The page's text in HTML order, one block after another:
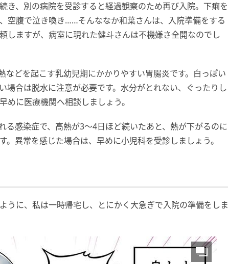
き、別の病院を受診すると経過観察のため再び入院。下痢を
空腹で泣き喚き……そんななか和葉さんは、入院準備をする
しますが、病室に現れた健斗さんは不機嫌さ全開なのでし
どを起こす乳幼児期にかかりやすい胃腸炎です。白っぽい
場合は脱水に注意が必要です。水分がとれない、ぐったりし
めに医療機関へ相談しましょう。
感染症で、高熱が3～4日ほど続いたあと、熱が下がるのに
異常を感じた場合は、早めに小児科を受診しましょう。
うに、私は一時帰宅し、とにかく大急ぎで入院の準備をしま